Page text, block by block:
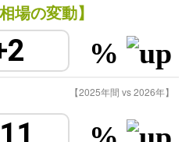
場の変動】
%
【2025年間 vs 2026年】